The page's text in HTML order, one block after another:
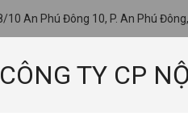
10 An Phú Đông 10, P. An Phú Đông,
CÔNG TY CP